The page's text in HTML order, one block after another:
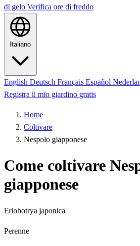
di gelo Verifica ore di freddo
Italiano
English Deutsch Français Español
Registra il mio giardino gratis
Home
Coltivare
Nespolo giapponese
Come coltivare
giapponese
Eriobotrya japonica
Perenne